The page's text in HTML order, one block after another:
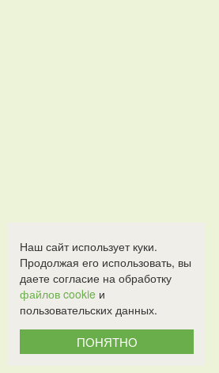
Наш сайт использует куки.
Продолжая его использовать, вы
даете согласие на обработку
файлов cookie и
пользовательских данных.
ПОНЯТНО